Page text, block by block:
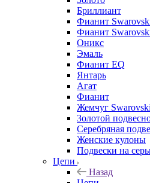
Бриллиант
Фианит
Фианит
Оникс
Эмаль
Фианит EQ
Янтарь
Агат
Фианит
Жемчуг Swarovski
Золотой
Серебряная
Женские кулоны
Подвески на
Цепи
Назад